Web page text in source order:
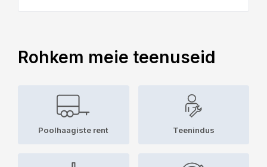
Rohkem meie teenuseid
Poolhaagiste rent Teenindus